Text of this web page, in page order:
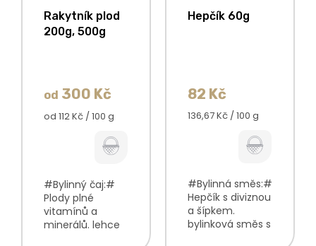
Rakytník plod
200g, 500g
od 300 Kč
Měrná
od 112 Kč / 100 g
#Bylinný čaj:#
Plody plné
vitamínů a
minerálů. lehce
Hepčík 60g
82 Kč
Měrná
136,67 Kč / 100 g
#Bylinná směs:#
Hepčík s diviznou
a šípkem.
bylinková směs s